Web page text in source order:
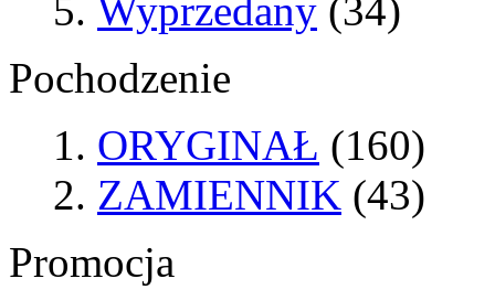
Wyprzedany (34)
Pochodzenie
ORYGINAŁ (160)
ZAMIENNIK (43)
Promocja